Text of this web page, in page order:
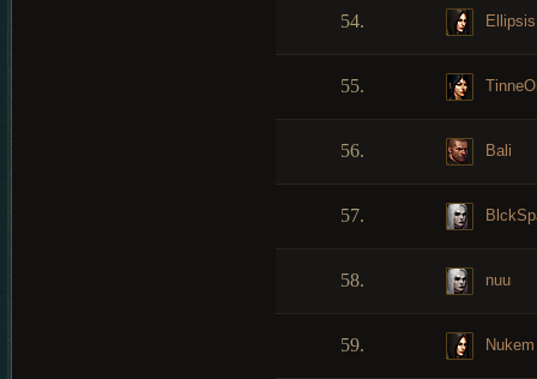
54. Ellipsis
55.
56. Bali
57.
58. nuu
59. Nukem